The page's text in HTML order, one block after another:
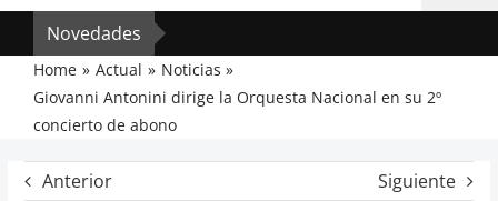
Inicio
Actual
Artículos
Previos de ópera
Novedades
Home Actual
Noticias
Giovanni Antonini dirige la Orquesta Nacional en su 2º
concierto de abono
Anterior Siguiente